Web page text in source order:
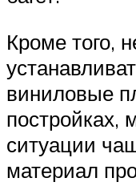
Кроме того,
виниловые
постройках,
ситуации
материал